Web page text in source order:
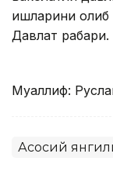
ишларини
Давлат раҳбари.
Муаллиф:
Асосий